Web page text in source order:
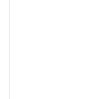
Abertura /